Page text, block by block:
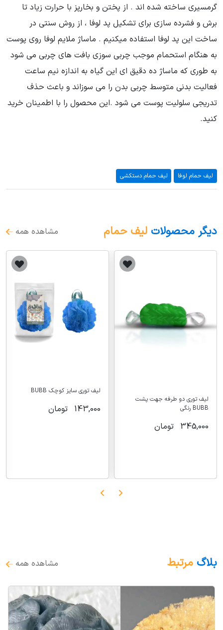
گرمسیری ساخته شده اند . از پختن و بخارپز با حرارت زیاد تا
برش و فشرده سازی برای تشکیل پد لوفا ، از روش سنتی در
ساخت این پد لوفا استفاده میکنیم . ماساژ ملایم لوفا روی پوست
به هنگام استحمام موجب چربی سوزی بافت های چربی می شود
به طوری که ماساژ ده دقیق ای این گیاه به اندازه نیم ساعت
فعالیت بدنی متوسط چربی بدن را می سوزاند و باعث حذف
تدریجی سلولیت پوست می شود .این محصول را با اطمینان خرید
کنید.
لیف حمام لوفا لیف حمام دستکشی
دیگر محصولات لیف حمام مشاهده همه
لیف توری دو طرفه جهت پشت
BUBB رنگی
345,000 تومان
لیف توری سایز کوچک BUBB
143,000 تومان
بلاگ مرتبط مشاهده همه